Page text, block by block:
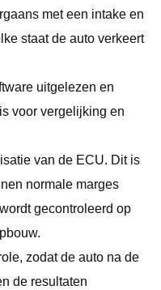
met een intake en
staat de auto verkeert
uitgelezen en
voor vergelijking en
van de ECU. Dit is
normale marges
gecontroleerd op
zodat de auto na de
de resultaten